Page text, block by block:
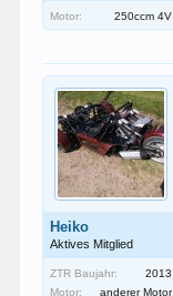
Motor: 250ccm 4V
Heiko
Aktives Mitglied
ZTR Baujahr:
2013
Motor:
anderer Motor